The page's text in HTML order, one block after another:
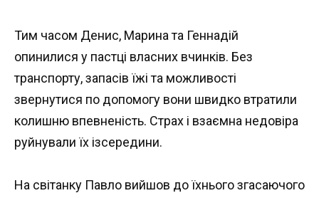
Тим часом Денис, Марина та Геннадій
опинилися у пастці власних вчинків. Без
транспорту, запасів їжі та можливості
звернутися по допомогу вони швидко втратили
колишню впевненість. Страх і взаємна недовіра
руйнували їх ізсередини.
На світанку Павло вийшов до їхнього згасаючого